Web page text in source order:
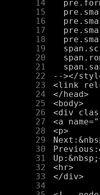
     14
     15
     16
     17
     18
     19
     20
     21
     22
     23
     24
     25
     26
     27
     28
     29
     30
     31
     32
     33
     34